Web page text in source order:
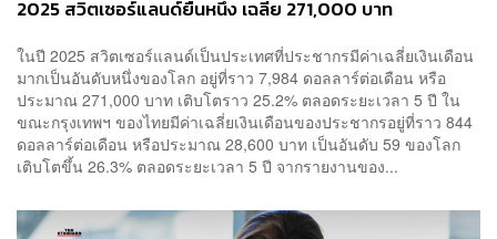
2025 สวิตเซอร์แลนด์ยืนหนึ่ง เฉลี่ย 271,000 บาท
ในปี 2025 สวิตเซอร์แลนด์เป็นประเทศที่ประชากรมีค่าเฉลี่ยเงินเดือน
มากเป็นอันดับหนึ่งของโลก อยู่ที่ราว 7,984 ดอลลาร์ต่อเดือน หรือ
ประมาณ 271,000 บาท เติบโตราว 25.2% ตลอดระยะเวลา 5 ปี ใน
ขณะกรุงเทพฯ ของไทยมีค่าเฉลี่ยเงินเดือนของประชากรอยู่ที่ราว 844
ดอลลาร์ต่อเดือน หรือประมาณ 28,600 บาท เป็นอันดับ 59 ของโลก
เติบโตขึ้น 26.3% ตลอดระยะเวลา 5 ปี จากรายงานของ...